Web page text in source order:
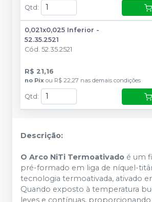
Qtd :
0,021x0,025 Inferior -
52.35.2521
Cód. 52.35.2521
R$ 21,16
no Pix ou R$ 22,27 nas demais condições
Qtd :
Descrição:
O Arco NiTi Termoativado é um
pré-formado em liga de níquel-
tecnologia termoativada, ativado
Quando exposto à temperatura
leves e contínuas,